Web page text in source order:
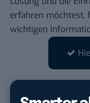
erfahren möchtest,
wichtigen